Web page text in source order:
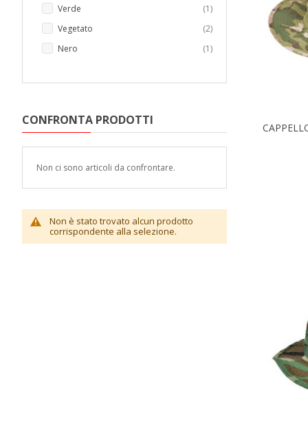
Verde
1elemento
Vegetato
2elementi
Nero
1elemento
CONFRONTA PRODOTTI
Non ci sono articoli da confrontare.
Non è stato trovato alcun prodotto
corrispondente alla selezione.